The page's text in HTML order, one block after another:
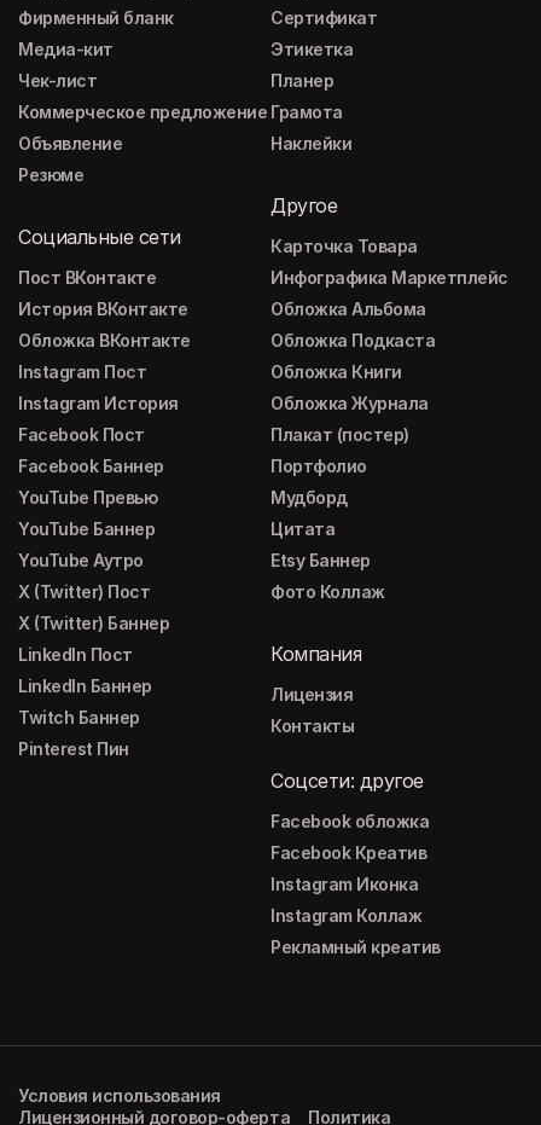
Фирменный бланк
Медиа-кит
Чек-лист
Коммерческое предложение
Объявление
Резюме
Социальные сети
Пост ВКонтакте
История ВКонтакте
Обложка ВКонтакте
Instagram Пост
Instagram История
Facebook Пост
Facebook Баннер
YouTube Превью
YouTube Баннер
YouTube Аутро
X (Twitter) Пост
X (Twitter) Баннер
LinkedIn Пост
LinkedIn Баннер
Twitch Баннер
Pinterest Пин
Сертификат
Этикетка
Планер
Грамота
Наклейки
Другое
Карточка Товара
Инфографика Маркетплейс
Обложка Альбома
Обложка Подкаста
Обложка Книги
Обложка Журнала
Плакат (постер)
Портфолио
Мудборд
Цитата
Etsy Баннер
Фото Коллаж
Компания
Лицензия
Контакты
Соцсети: другое
Facebook обложка
Facebook Креатив
Instagram Иконка
Instagram Коллаж
Рекламный креатив
Условия использования
Лицензионный договор-оферта
Политика